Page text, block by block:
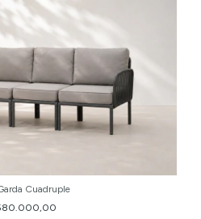
Cuadruple